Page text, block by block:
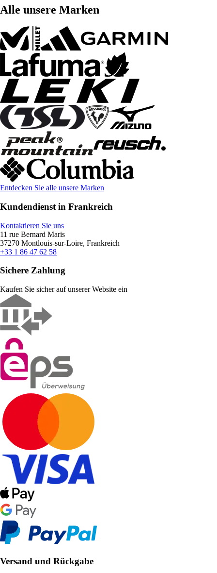
Alle unsere Marken
Entdecken Sie alle unsere Marken
Kundendienst in Frankreich
Kontaktieren Sie uns
11 rue Bernard Maris
37270 Montlouis-sur-Loire, Frankreich
+33 1 86 47 62 58
Sichere Zahlung
Kaufen Sie sicher auf unserer Website ein
Versand und Rückgabe